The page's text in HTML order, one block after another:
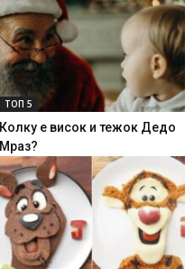
ТОП 5
Колку е висок и тежок Дедо
Мраз?